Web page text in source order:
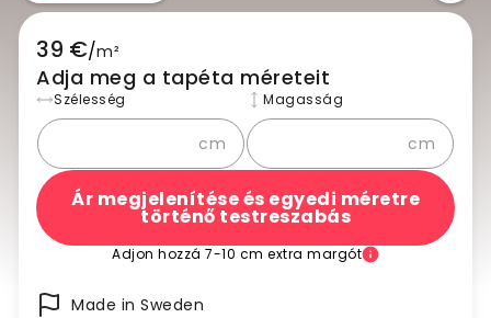
39 €/m²
Adja meg a tapéta méreteit
Szélesség
cm
Magasság
cm
Ár megjelenítése és egyedi méretre
történő testreszabás
Adjon hozzá 7-10 cm extra margót
Made in Sweden